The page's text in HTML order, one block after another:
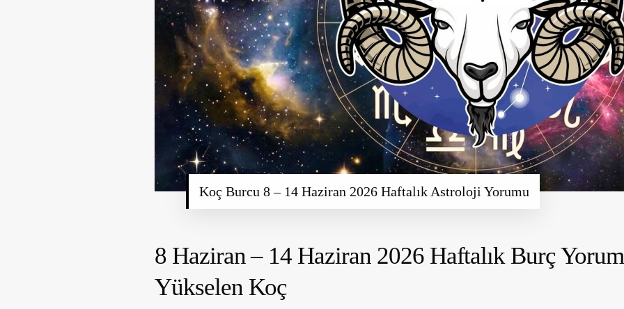
Koç Burcu 8 – 14 Haziran 2026 Haftalık Astroloji Yorumu
8 Haziran – 14 Haziran 2026 Haftalık Burç
Yükselen Koç